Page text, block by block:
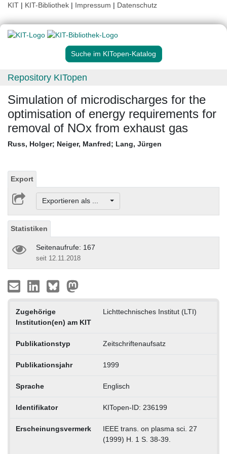
KIT | KIT-Bibliothek | Impressum | Datenschutz
Suche im KITopen-Katalog
Repository KITopen
Simulation of microdischarges for the
optimisation of energy requirements for
removal of NOx from exhaust gas
Russ, Holger; Neiger, Manfred; Lang, Jürgen
Export
Exportieren als ...
Statistiken
Seitenaufrufe: 167
seit 12.11.2018
Zugehörige
Institution(en) am KIT
Lichttechnisches Institut (LTI)
Publikationstyp Zeitschriftenaufsatz
Publikationsjahr 1999
Sprache Englisch
Identifikator KITopen-ID: 236199
Erscheinungsvermerk
IEEE trans. on plasma sci. 27
(1999) H. 1 S. 38-39.